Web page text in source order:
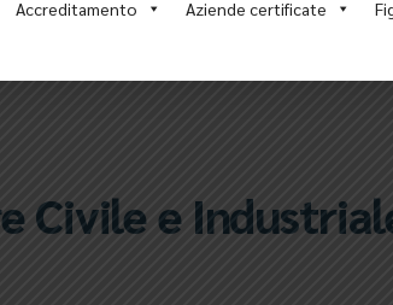
Accreditamento Aziende certificate
Civile e